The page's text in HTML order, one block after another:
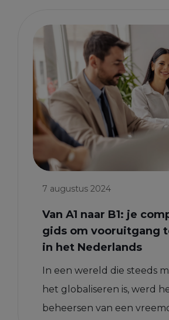
7 augustus 2024
Van A1 naar B1: je
gids om vooruitgang
in het Nederlands
In een wereld die steeds
het globaliseren is, werd
beheersen van een